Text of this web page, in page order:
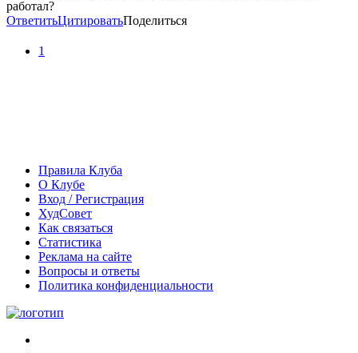
работал?
ОтветитьЦитироватьПоделиться
1
Правила Клуба
О Клубе
Вход / Регистрация
ХудСовет
Как связаться
Статистика
Реклама на сайте
Вопросы и ответы
Политика конфиденциальности